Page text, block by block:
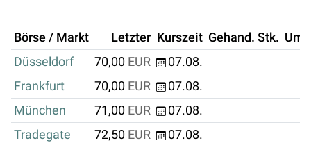
Börse / Markt Letzter Kurszeit Gehand. Stk.
Düsseldorf
70,00 EUR
07.08.
Frankfurt
70,00 EUR
07.08.
München
71,00 EUR
07.08.
Tradegate
72,50 EUR
07.08.